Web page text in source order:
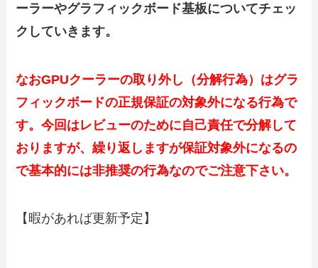
ーラーやグラフィックボード基板についてチェッ
クしていきます。
なおGPUクーラーの取り外し（分解行為）はグラ
フィックボードの正規保証の対象外になる行為で
す。今回はレビューのために自己責任で分解して
おりますが、繰り返しますが保証対象外になるの
で基本的には非推奨の行為なのでご注意下さい。
【暇があれば更新予定】